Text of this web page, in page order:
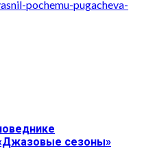
pochemu-pugacheva-
сезоны»